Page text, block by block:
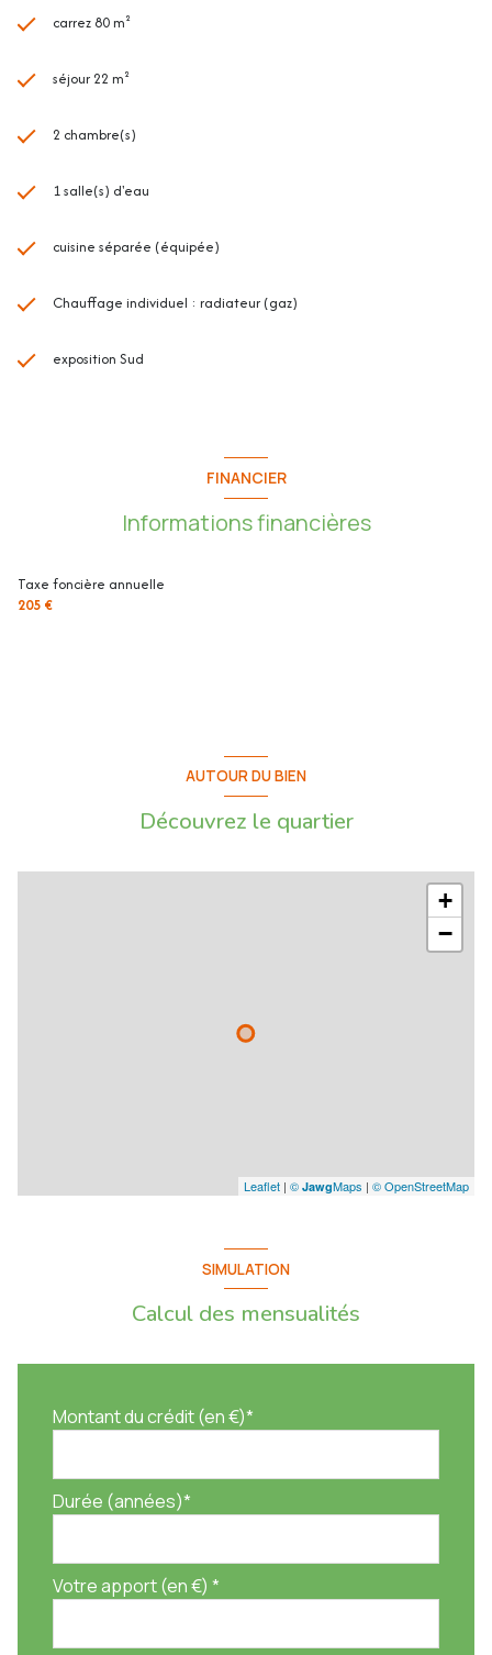
carrez 80 m²
séjour 22 m²
2 chambre(s)
1 salle(s) d'eau
cuisine séparée (équipée)
Chauffage individuel : radiateur (gaz)
exposition Sud
FINANCIER
Informations financières
Taxe foncière annuelle
205 €
AUTOUR DU BIEN
Découvrez le quartier
+
−
Leaflet | © JawgMaps | © OpenStreetMap
SIMULATION
Calcul des mensualités
Montant du crédit (en €)*
Durée (années)*
Votre apport (en €) *